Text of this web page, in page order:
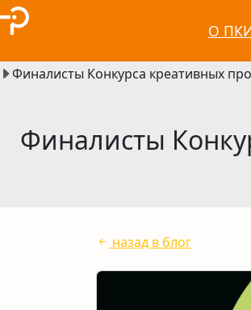
О
Финалисты Конкурса креативных
Финалисты
назад в блог